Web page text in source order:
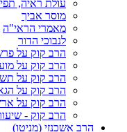
עולת ראיה,
מוסר אביך
מאמרי הראי"ה
לנבוכי הדור
הרב קוק על
הרב קוק על
הרב קוק על
הרב קוק על
הרב קוק על
הרב קוק -
הרב אשכנזי (מניטו)